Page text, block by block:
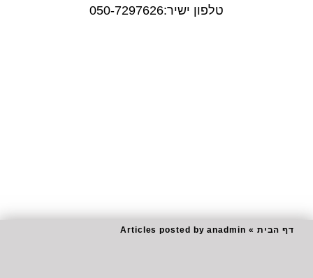
טלפון ישיר:050-7297626
דף הבית »
Articles posted by anadmin